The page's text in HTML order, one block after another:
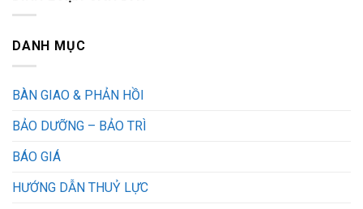
DANH MỤC
BÀN GIAO & PHẢN HỒI
BẢO DƯỠNG – BẢO TRÌ
BÁO GIÁ
HƯỚNG DẪN THUỶ LỰC